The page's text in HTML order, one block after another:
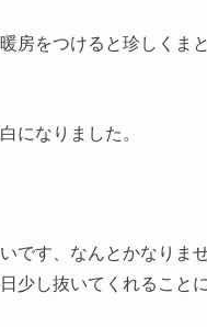
房をつけると珍しくま
になりました。
です、なんとかなりま
少し抜いてくれること